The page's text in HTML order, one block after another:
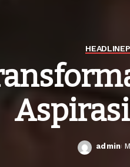
HEADLINE
Posted
admin